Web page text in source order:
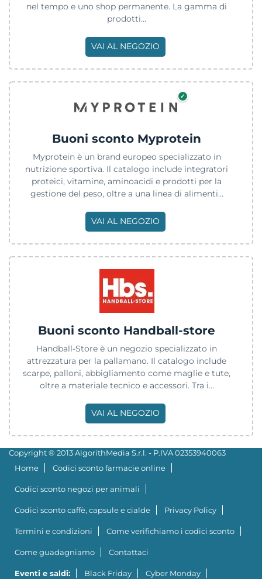
nel tempo e uno shop permanente. La gamma di
prodotti...
VAI AL NEGOZIO
✓
Buoni sconto Myprotein
Myprotein è un brand europeo specializzato in
nutrizione sportiva. Il catalogo include integratori
proteici, vitamine, aminoacidi e prodotti per la
gestione del peso, oltre a una linea di alimenti...
VAI AL NEGOZIO
Buoni sconto Handball-store
Handball-Store è un negozio specializzato in
attrezzatura per la pallamano. Il catalogo include
scarpe, palloni, abbigliamento come maglie e tute,
oltre a materiale tecnico e accessori. Tra i...
VAI AL NEGOZIO
Copyright ® 2013 AlgorithMedia S.r.l. - P.IVA 02353940063
Home
Codici sconto farmacie online
Codici sconto negozi per animali
Codici sconto caffè, capsule e cialde Privacy Policy
Termini e condizioni Come verifichiamo i codici sconto
Come guadagniamo Contattaci
Eventi e saldi: Black Friday Cyber Monday